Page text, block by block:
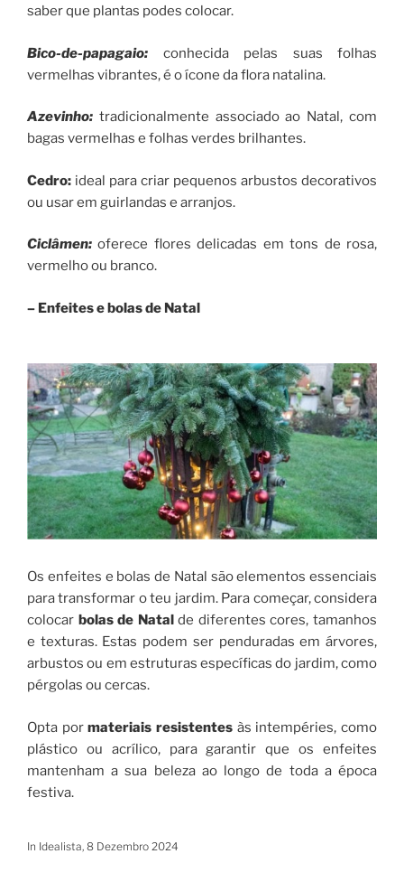
saber que plantas podes colocar.
Bico-de-papagaio: conhecida pelas suas folhas
vermelhas vibrantes, é o ícone da flora natalina.
Azevinho: tradicionalmente associado ao Natal, com
bagas vermelhas e folhas verdes brilhantes.
Cedro: ideal para criar pequenos arbustos decorativos
ou usar em guirlandas e arranjos.
Ciclâmen: oferece flores delicadas em tons de rosa,
vermelho ou branco.
– Enfeites e bolas de Natal
Os enfeites e bolas de Natal são elementos essenciais
para transformar o teu jardim. Para começar, considera
colocar bolas de Natalde diferentes cores, tamanhos
e texturas. Estas podem ser penduradas em árvores,
arbustos ou em estruturas específicas do jardim, como
pérgolas ou cercas.
Opta pormateriais resistentes às intempéries, como
plástico ou acrílico, para garantir que os enfeites
mantenham a sua beleza ao longo de toda a época
festiva.
In Idealista, 8 Dezembro 2024